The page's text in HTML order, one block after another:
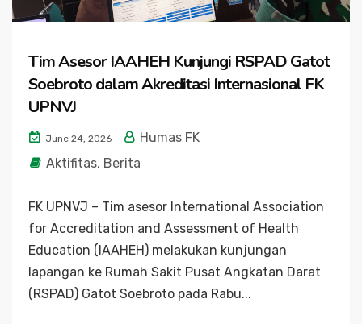
Tim Asesor IAAHEH Kunjungi RSPAD Gatot
Soebroto dalam Akreditasi Internasional FK
UPNVJ
June 24, 2026
Humas FK
Aktifitas, Berita
FK UPNVJ – Tim asesor International Association
for Accreditation and Assessment of Health
Education (IAAHEH) melakukan kunjungan
lapangan ke Rumah Sakit Pusat Angkatan Darat
(RSPAD) Gatot Soebroto pada Rabu...